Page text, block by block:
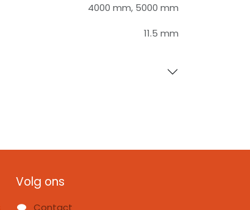
4000 mm, 5000 mm
11.5 mm
Volg ons